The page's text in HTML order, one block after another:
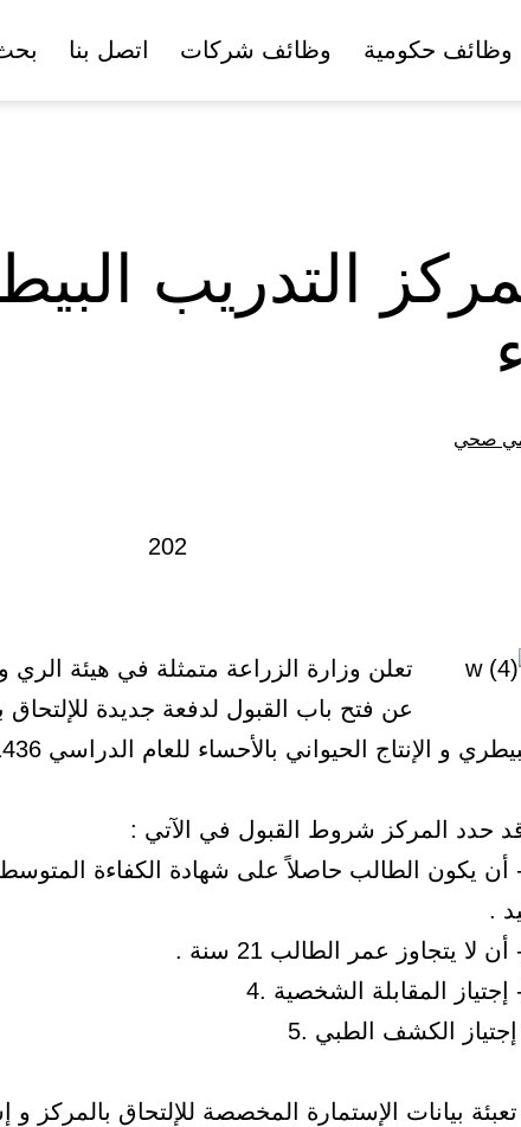
وظائف حكومية وظائف شركات اتصل بنا
التدريب
مصنف
صحي
تعلن وزارة الزراعة متمثلة في هيئة الري
عن فتح باب القبول لدفعة جديدة للإلتحاق
و الإنتاج الحيواني بالأحساء للعام الدراسي 1435/1436هـ .
حدد المركز شروط القبول في الآتي :
أن يكون الطالب حاصلاً على شهادة الكفاءة
.
الكشف الطبي .5
بيانات الإستمارة المخصصة للإلتحاق بالمركز و